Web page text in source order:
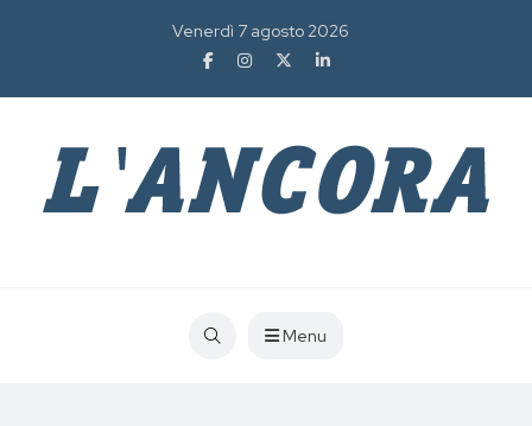
Venerdì 7 agosto 2026
Menu